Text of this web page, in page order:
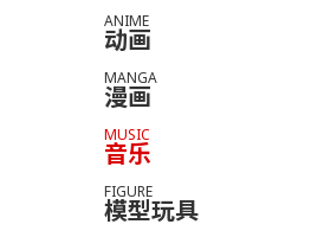
ANIME
动画
MANGA
漫画
MUSIC
音乐
FIGURE
模型玩具